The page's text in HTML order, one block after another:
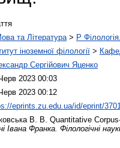
та Література > P
іноземної філології >
Сергійович Яценко
2023 00:03
2023 00:12
eprints.zu.edu.ua/id/eprint/
В. В.
Quantitative
Івана Франка. Філологічні